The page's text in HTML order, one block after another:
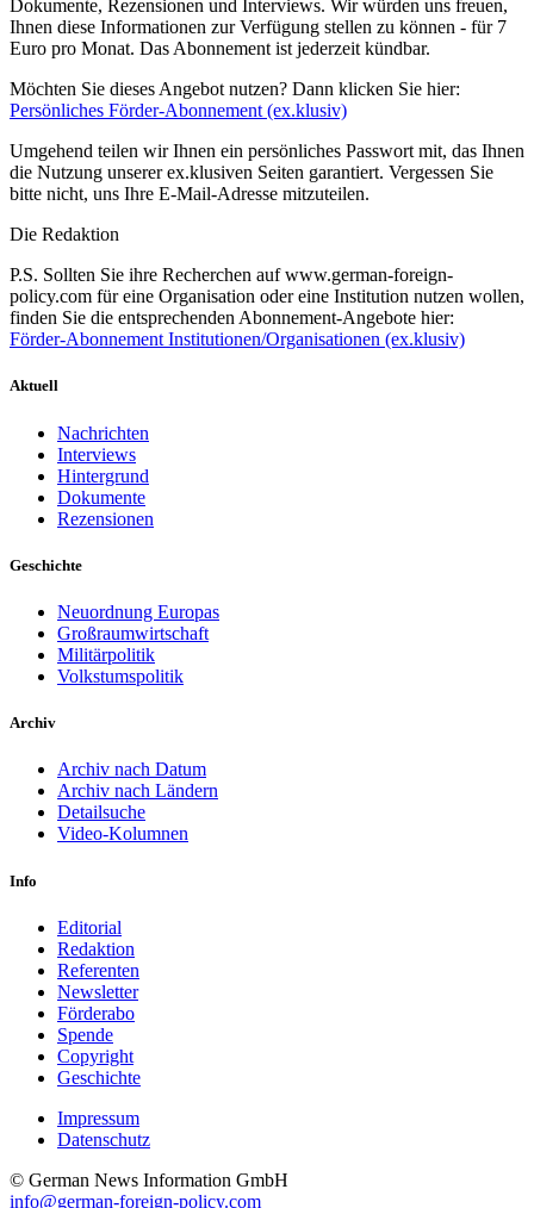
Dokumente, Rezensionen und Interviews. Wir würden uns freuen,
Ihnen diese Informationen zur Verfügung stellen zu können - für 7
Euro pro Monat. Das Abonnement ist jederzeit kündbar.
Möchten Sie dieses Angebot nutzen? Dann klicken Sie hier:
Persönliches Förder-Abonnement (ex.klusiv)
Umgehend teilen wir Ihnen ein persönliches Passwort mit, das Ihnen
die Nutzung unserer ex.klusiven Seiten garantiert. Vergessen Sie
bitte nicht, uns Ihre E-Mail-Adresse mitzuteilen.
Die Redaktion
P.S. Sollten Sie ihre Recherchen auf www.german-foreign-
policy.com für eine Organisation oder eine Institution nutzen wollen,
finden Sie die entsprechenden Abonnement-Angebote hier:
Förder-Abonnement Institutionen/Organisationen (ex.klusiv)
Aktuell
Nachrichten
Interviews
Hintergrund
Dokumente
Rezensionen
Geschichte
Neuordnung Europas
Großraumwirtschaft
Militärpolitik
Volkstumspolitik
Archiv
Archiv nach Datum
Archiv nach Ländern
Detailsuche
Video-Kolumnen
Info
Editorial
Redaktion
Referenten
Newsletter
Förderabo
Spende
Copyright
Geschichte
Impressum
Datenschutz
© German News Information GmbH
info@german-foreign-policy.com